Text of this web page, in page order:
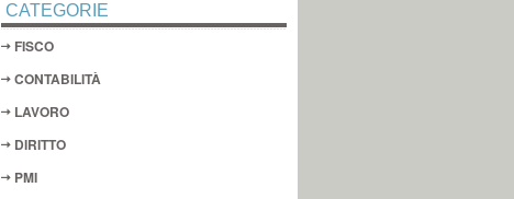
CATEGORIE
FISCO
CONTABILITÀ
LAVORO
DIRITTO
PMI